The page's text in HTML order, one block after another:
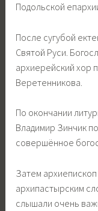
Подольской
После сугубой
Святой Руси.
архиерейский хор
Веретенникова.
По окончании
Владимир Зинчик
совершённое
Затем
архипастырским
слышали очень